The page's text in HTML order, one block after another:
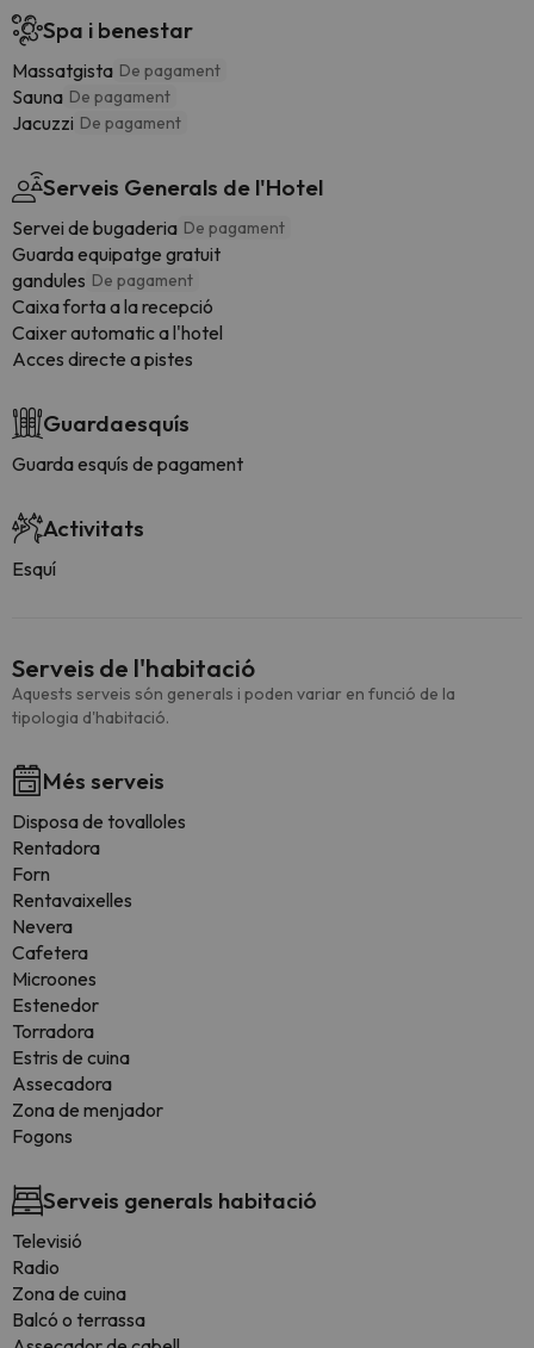
Spa i benestar
Massatgista De pagament
Sauna De pagament
Jacuzzi De pagament
Serveis Generals de l'Hotel
Servei de bugaderia De pagament
Guarda equipatge gratuit
gandules De pagament
Caixa forta a la recepció
Caixer automatic a l'hotel
Acces directe a pistes
Guardaesquís
Guarda esquís de pagament
Activitats
Esquí
Serveis de l'habitació
Aquests serveis són generals i poden variar en funció de la
tipologia d'habitació.
Més serveis
Disposa de tovalloles
Rentadora
Forn
Rentavaixelles
Nevera
Cafetera
Microones
Estenedor
Torradora
Estris de cuina
Assecadora
Zona de menjador
Fogons
Serveis generals habitació
Televisió
Radio
Zona de cuina
Balcó o terrassa